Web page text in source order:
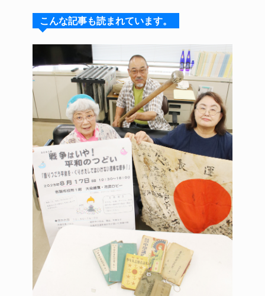
s
k
y
a
d
e
b
o
o
k
e
st
こんな記事も読まれています。